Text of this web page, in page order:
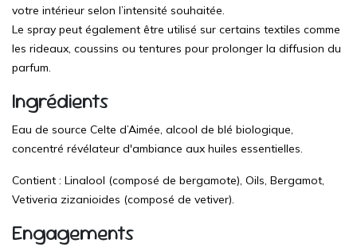
votre intérieur selon l’intensité souhaitée.
Le spray peut également être utilisé sur certains textiles comme
les rideaux, coussins ou tentures pour prolonger la diffusion du
parfum.
Ingrédients
Eau de source Celte d’Aimée, alcool de blé biologique,
concentré révélateur d'ambiance aux huiles essentielles.
Contient : Linalool (composé de bergamote), Oils, Bergamot,
Vetiveria zizanioides (composé de vetiver).
Engagements